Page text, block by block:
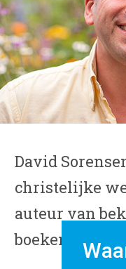
David
christelijke
auteur van
boeken,